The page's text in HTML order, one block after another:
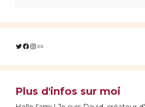
Twitter
Facebook
Instagram
Lien
Plus d'infos sur moi